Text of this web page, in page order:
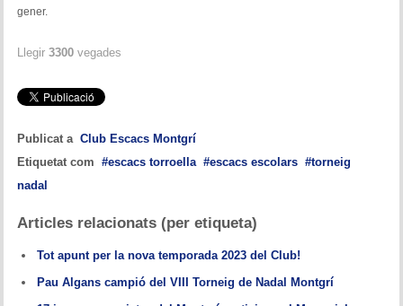
gener.
Llegir 3300 vegades
Publicat a Club Escacs Montgrí
Etiquetat com
escacs torroella escacs escolars
torneig
nadal
Articles relacionats (per etiqueta)
Tot apunt per la nova temporada 2023 del Club!
Pau Algans campió del VIII Torneig de Nadal Montgrí